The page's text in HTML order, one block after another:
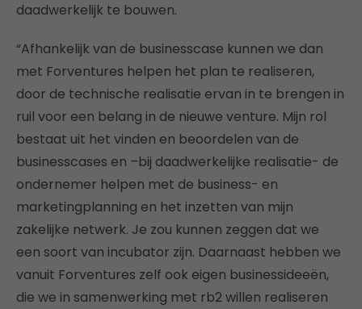
daadwerkelijk te bouwen.
“Afhankelijk van de businesscase kunnen we dan
met Forventures helpen het plan te realiseren,
door de technische realisatie ervan in te brengen in
ruil voor een belang in de nieuwe venture. Mijn rol
bestaat uit het vinden en beoordelen van de
businesscases en –bij daadwerkelijke realisatie- de
ondernemer helpen met de business- en
marketingplanning en het inzetten van mijn
zakelijke netwerk. Je zou kunnen zeggen dat we
een soort van incubator zijn. Daarnaast hebben we
vanuit Forventures zelf ook eigen businessideeën,
die we in samenwerking met rb2 willen realiseren